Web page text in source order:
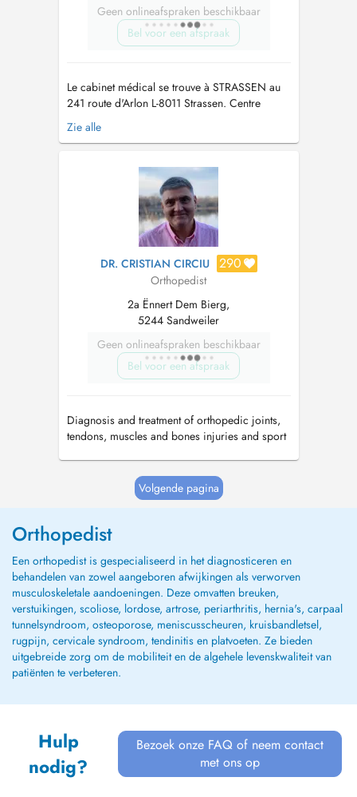
Geen onlineafspraken beschikbaar
Bel voor een afspraak
Le cabinet médical se trouve à STRASSEN au
241 route d'Arlon L-8011 Strassen. Centre
Médical Borie a l'arrière du Pal Center vis à vis
des Laboratoires réunis. Veuillez activer votre
rendez-vous NON RESPECTE OU NON
ANNULE 24h l'AVANCE sera FACTURE...
Zie alle
DR. CRISTIAN CIRCIU 290
Orthopedist
2a Ënnert Dem Bierg,
5244 Sandweiler
Geen onlineafspraken beschikbaar
Bel voor een afspraak
Diagnosis and treatment of orthopedic joints,
tendons, muscles and bones injuries and sport
Volgende pagina
Orthopedist
Een orthopedist is gespecialiseerd in het diagnosticeren en
behandelen van zowel aangeboren afwijkingen als verworven
musculoskeletale aandoeningen. Deze omvatten breuken,
verstuikingen, scoliose, lordose, artrose, periarthritis, hernia's, carpaal
tunnelsyndroom, osteoporose, meniscusscheuren, kruisbandletsel,
rugpijn, cervicale syndroom, tendinitis en platvoeten. Ze bieden
uitgebreide zorg om de mobiliteit en de algehele levenskwaliteit van
patiënten te verbeteren.
Hulp
nodig?
Bezoek onze FAQ of neem contact
met ons op